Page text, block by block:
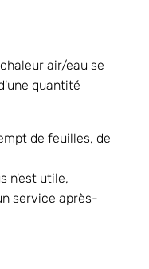
air/eau se
quantité
de feuilles, de
n'est utile,
service après-